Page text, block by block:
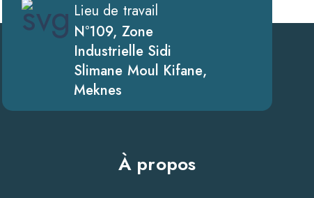
Lieu de travail
N°109, Zone
Industrielle Sidi
Slimane Moul Kifane,
Meknes
À propos